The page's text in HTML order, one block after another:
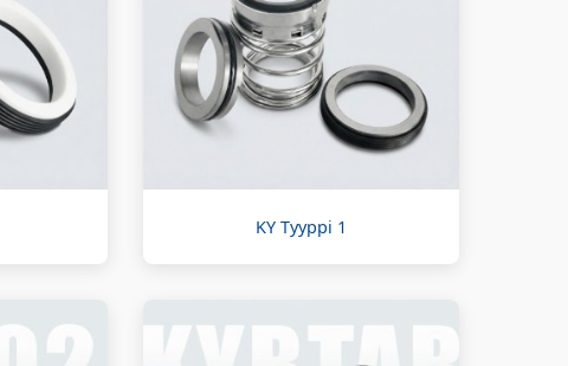
KY Tyyppi 1